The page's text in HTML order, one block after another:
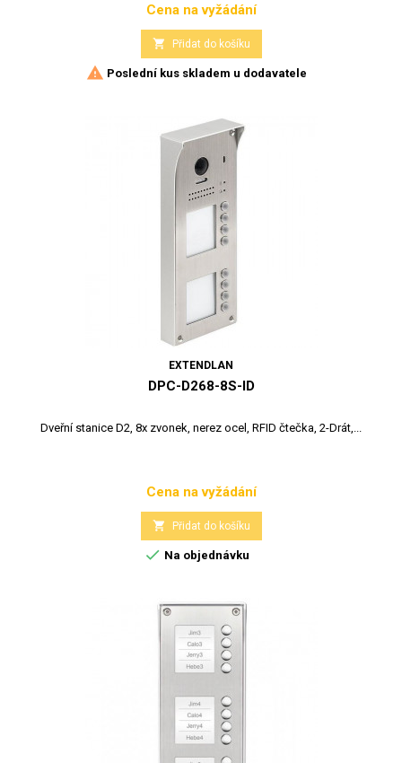
Cena
Cena na vyžádání
 Přidat do košíku
 Poslední kus skladem u dodavatele
EXTENDLAN
DPC-D268-8S-ID
Dveřní stanice D2, 8x zvonek, nerez ocel, RFID čtečka, 2-Drát,...
Cena
Cena na vyžádání
 Přidat do košíku
 Na objednávku